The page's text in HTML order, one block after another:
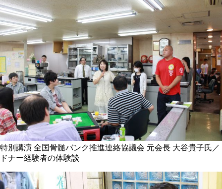
特別講演 全国骨髄バンク推進連絡協議会 元会長 大谷貴子氏／
ドナー経験者の体験談